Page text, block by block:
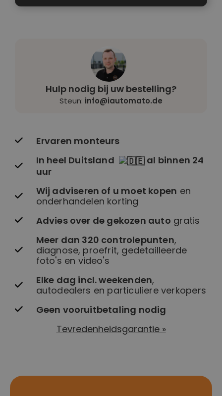
Hulp nodig bij uw bestelling?
Steun: info@iautomato.de
Ervaren monteurs
In heel Duitsland
al binnen 24
uur
Wij adviseren of u moet kopen en
onderhandelen korting
Advies over de gekozen auto gratis
Meer dan 320 controlepunten,
diagnose, proefrit, gedetailleerde
foto's en video's
Elke dag incl. weekenden,
autodealers en particuliere verkopers
Geen vooruitbetaling nodig
Tevredenheidsgarantie »